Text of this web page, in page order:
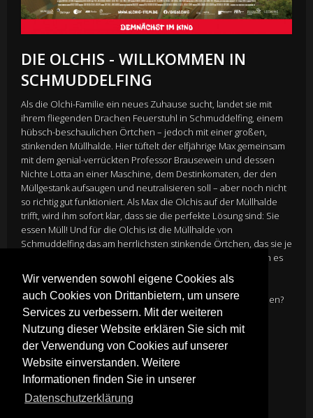
Wir verwenden sowohl eigene Cookies als
auch Cookies von Drittanbietern, um unsere
Services zu verbessern. Mit der weiteren
Nutzung dieser Website erklären Sie sich mit
der Verwendung von Cookies auf unserer
Website einverstanden. Weitere
Informationen finden Sie in unserer
Datenschutzerklärung
DIE OLCHIS - WILLKOMMEN IN
SCHMUDDELFING
Als die Olchi-Familie ein neues Zuhause sucht, landet sie mit
ihrem fliegenden Drachen Feuerstuhl in Schmuddelfing, einem
hübsch-beschaulichen Örtchen – jedoch mit einer großen,
stinkenden Müllhalde. Hier tüftelt der elfjährige Max gemeinsam
mit dem genial-verrückten Professor Brausewein und dessen
Nichte Lotta an einer Maschine, dem Destinkomaten, der den
Müllgestank aufsaugen und neutralisieren soll – aber noch nicht
so richtig gut funktioniert. Als Max die Olchis auf der Müllhalde
trifft, wird ihm sofort klar, dass sie die perfekte Lösung sind: Sie
essen Müll! Und für die Olchis ist die Müllhalde von
Schmuddelfing das am herrlichsten stinkende Örtchen, das sie je
gesehen und gerochen haben! Alles wäre in Ordnung, wenn es
nicht noch die Pläne des skrupellosen Bauunternehmers
Hammer gäbe: Er will die Müllhalde durch einen Wellness-
Tempel ersetzen. Müssen die Olchis nun wieder weiterziehen?
Kurzerhand tun Max und Lotta sich mit den Olchi-Kindern
zusammen und schmieden einen Plan, um den Bösewicht
aufzuhalten.
DirectorToby Genkel, Jens Møller
CastAnnemarie Carpendale, Wayne Carpendale
Genre:Komödie